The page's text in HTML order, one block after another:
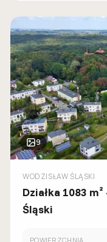
9
WODZISŁAW ŚLĄSKI
Działka 1083
Śląski
POWIERZCHNIA